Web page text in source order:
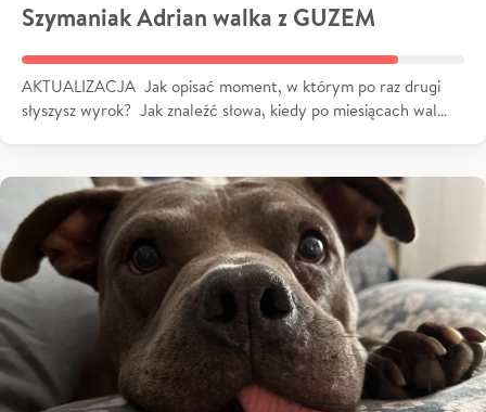
Szymaniak Adrian walka z GUZEM
AKTUALIZACJA Jak opisać moment, w którym po raz drugi
słyszysz wyrok? Jak znaleźć słowa, kiedy po miesiącach wal…